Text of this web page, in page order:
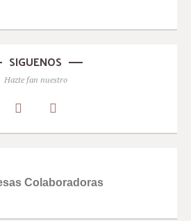
SIGUENOS
Hazte fan nuestro
Colaboradoras